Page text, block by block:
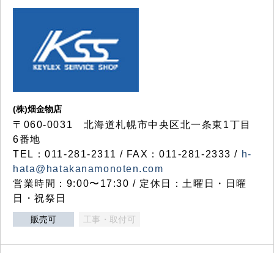
(株)畑金物店
〒060-0031 北海道札幌市中央区北一条東1丁目
6番地
TEL：011-281-2311 / FAX：011-281-2333 / h-
hata@hatakanamonoten.com
営業時間：9:00〜17:30 / 定休日：土曜日・日曜
日・祝祭日
販売可 工事・取付可